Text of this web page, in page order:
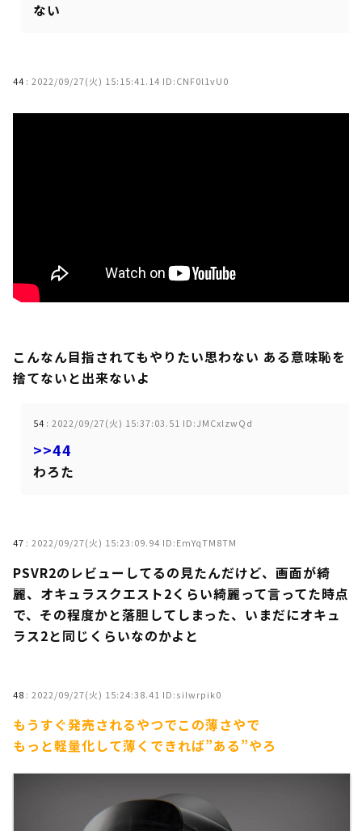
ない
44 : 2022/09/27(火) 15:15:41.14 ID:CNF0l1vU0
こんなん目指されてもやりたい思わない ある意味恥を
捨てないと出来ないよ
54 : 2022/09/27(火) 15:37:03.51 ID:JMCxlzwQd
>>44
わろた
47 : 2022/09/27(火) 15:23:09.94 ID:EmYqTM8TM
PSVR2のレビューしてるの見たんだけど、画面が綺
麗、オキュラスクエスト2くらい綺麗って言ってた時点
で、その程度かと落胆してしまった、いまだにオキュ
ラス2と同じくらいなのかよと
48 : 2022/09/27(火) 15:24:38.41 ID:silwrpik0
もうすぐ発売されるやつでこの薄さやで
もっと軽量化して薄くできれば”ある”やろ